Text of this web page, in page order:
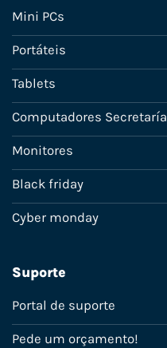
Mini PCs
Portáteis
Tablets
Computadores Secretaría
Monitores
Black friday
Cyber monday
Suporte
Portal de suporte
Pede um orçamento!